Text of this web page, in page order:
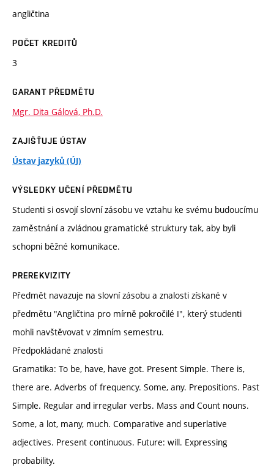
angličtina
POČET KREDITŮ
3
GARANT PŘEDMĚTU
Mgr. Dita Gálová, Ph.D.
ZAJIŠŤUJE ÚSTAV
Ústav jazyků (ÚJ)
VÝSLEDKY UČENÍ PŘEDMĚTU
Studenti si osvojí slovní zásobu ve vztahu ke svému budoucímu
zaměstnání a zvládnou gramatické struktury tak, aby byli
schopni běžné komunikace.
PREREKVIZITY
Předmět navazuje na slovní zásobu a znalosti získané v
předmětu "Angličtina pro mírně pokročilé I", který studenti
mohli navštěvovat v zimním semestru.
Předpokládané znalosti
Gramatika: To be, have, have got. Present Simple. There is,
there are. Adverbs of frequency. Some, any. Prepositions. Past
Simple. Regular and irregular verbs. Mass and Count nouns.
Some, a lot, many, much. Comparative and superlative
adjectives. Present continuous. Future: will. Expressing
probability.